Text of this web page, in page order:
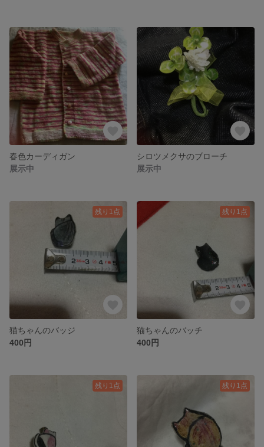
春色カーディガン
展示中
シロツメクサのブローチ
展示中
残り1点
猫ちゃんのバッジ
400円
残り1点
猫ちゃんのバッチ
400円
残り1点 残り1点